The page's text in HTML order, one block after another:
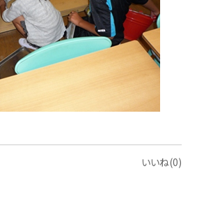
いいね(0)